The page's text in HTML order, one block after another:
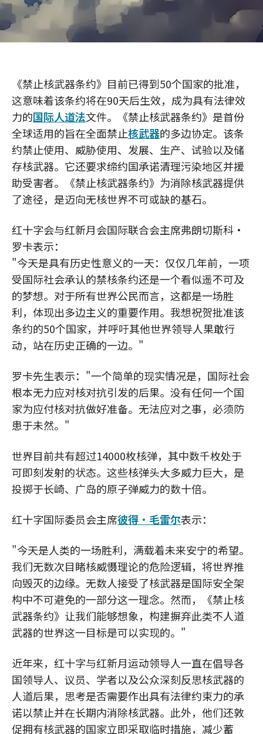
《禁止核武器条约》目前已得到50个国家的批准，
这意味着该条约将在90天后生效，成为具有法律效
力的国际人道法文件。《禁止核武器条约》是首份
全球适用的旨在全面禁止核武器的多边协定。该条
约禁止使用、威胁使用、发展、生产、试验以及储
存核武器。它还要求缔约国承诺清理污染地区并援
助受害者。《禁止核武器条约》为消除核武器提供
了途径，是迈向无核世界不可或缺的基石。
红十字会与红新月会国际联合会主席弗朗切斯科·
罗卡表示：
"今天是具有历史性意义的一天：仅仅几年前，一项
受国际社会承认的禁核条约还是一个看似遥不可及
的梦想。对于所有世界公民而言，这都是一场胜
利，体现出多边主义的重要作用。我想祝贺批准该
条约的50个国家，并呼吁其他世界领导人果敢行
动，站在历史正确的一边。"
罗卡先生表示："一个简单的现实情况是，国际社会
根本无力应对核对抗引发的后果。没有任何一个国
家为应付核对抗做好准备。无法应对之事，必须防
患于未然。"
世界目前共有超过14000枚核弹，其中数千枚处于
可即刻发射的状态。这些核弹头大多威力巨大，是
投掷于长崎、广岛的原子弹威力的数十倍。
红十字国际委员会主席彼得·毛雷尔表示：
"今天是人类的一场胜利，满载着未来安宁的希望。
我们无数次目睹核威慑理论的危险逻辑，将世界推
向毁灭的边缘。无数人接受了核武器是国际安全架
构中不可避免的一部分这一理念。然而，《禁止核
武器条约》让我们能够想象，构建摒弃此类不人道
武器的世界这一目标是可以实现的。"
近年来，红十字与红新月运动领导人一直在倡导各
国领导人、议员、学者以及公众深刻反思核武器的
人道后果，思考是否需要作出具有法律约束力的承
诺以禁止并在长期内消除核武器。此外，他们还敦
促拥有核武器的国家立即采取临时措施，减少蓄